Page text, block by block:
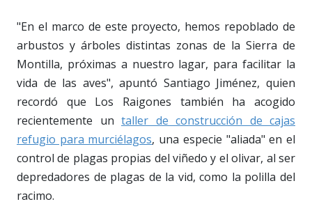
"En el marco de este proyecto, hemos repoblado de
arbustos y árboles distintas zonas de la Sierra de
Montilla, próximas a nuestro lagar, para facilitar la
vida de las aves", apuntó Santiago Jiménez, quien
recordó que Los Raigones también ha acogido
recientemente un taller de construcción de cajas
refugio para murciélagos, una especie "aliada" en el
control de plagas propias del viñedo y el olivar, al ser
depredadores de plagas de la vid, como la polilla del
racimo.